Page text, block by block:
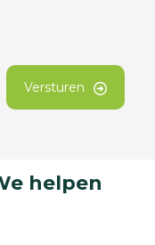
Versturen
helpen